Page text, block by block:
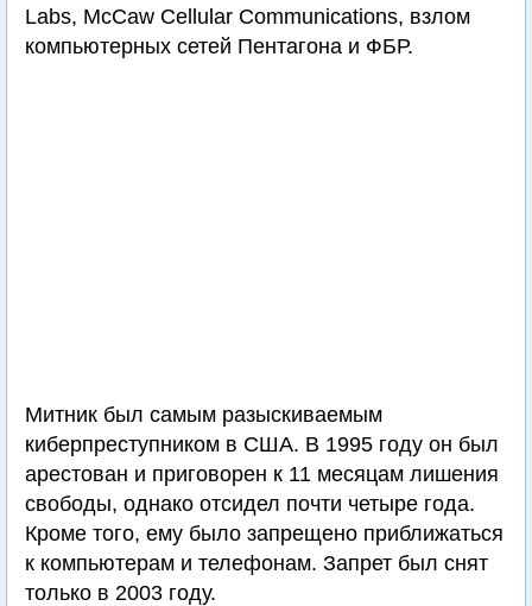
Labs, McCaw Cellular Communications, взлом
компьютерных сетей Пентагона и ФБР.
Митник был самым разыскиваемым
киберпреступником в США. В 1995 году он был
арестован и приговорен к 11 месяцам лишения
свободы, однако отсидел почти четыре года.
Кроме того, ему было запрещено приближаться
к компьютерам и телефонам. Запрет был снят
только в 2003 году.